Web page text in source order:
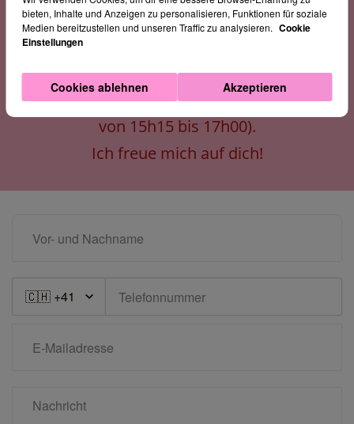
einen Termin für das kostenfreie
Kennenlerngespräch mit mir.
Mache mir bitte 2 bis 3 Terminvorschläge
(Falls möglich Mo - Fr von 8h00 bis 8h45 und
von 15h15 bis 17h00).
Ich freue mich auf dich!
bieten, Inhalte und Anzeigen zu personalisieren, Funktionen für soziale
Medien bereitzustellen und unseren Traffic zu analysieren. Cookie
Einstellungen
Cookies ablehnen Akzeptieren